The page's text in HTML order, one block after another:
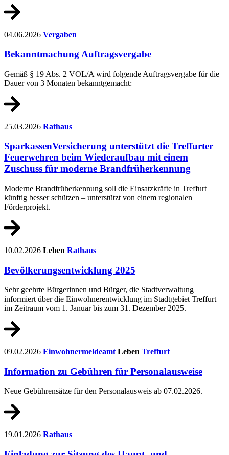
04.06.2026 Vergaben
Bekanntmachung Auftragsvergabe
Gemäß § 19 Abs. 2 VOL/A wird folgende Auftragsvergabe für die
Dauer von 3 Monaten bekanntgemacht:
25.03.2026 Rathaus
SparkassenVersicherung unterstützt die Treffurter
Feuerwehren beim Wiederaufbau mit einem
Zuschuss für moderne Brandfrüherkennung
Moderne Brandfrüherkennung soll die Einsatzkräfte in Treffurt
künftig besser schützen – unterstützt von einem regionalen
Förderprojekt.
10.02.2026 Leben Rathaus
Bevölkerungsentwicklung 2025
Sehr geehrte Bürgerinnen und Bürger, die Stadtverwaltung
informiert über die Einwohnerentwicklung im Stadtgebiet Treffurt
im Zeitraum vom 1. Januar bis zum 31. Dezember 2025.
09.02.2026 Einwohnermeldeamt Leben Treffurt
Information zu Gebühren für Personalausweise
Neue Gebührensätze für den Personalausweis ab 07.02.2026.
19.01.2026 Rathaus